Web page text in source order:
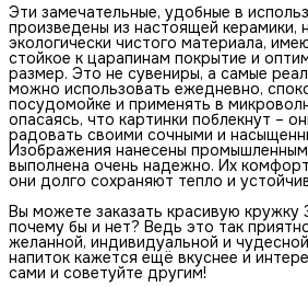
Эти замечательные, удобные в
произведены из настоящей керамики,
экологически чистого материала,
стойкое к царапинам покрытие и
размер. Это не сувениры, а самые
можно использовать ежедневно,
посудомойке и применять в
опасаясь, что картинки поблекнут –
радовать своими сочными и
Изображения нанесены
выполнена очень надежно. Их
они долго сохраняют тепло и
Вы можете заказать красивую кружку
почему бы и нет? Ведь это так
желанной, индивидуальной и
напиток кажется ещё вкуснее и
сами и советуйте другим!